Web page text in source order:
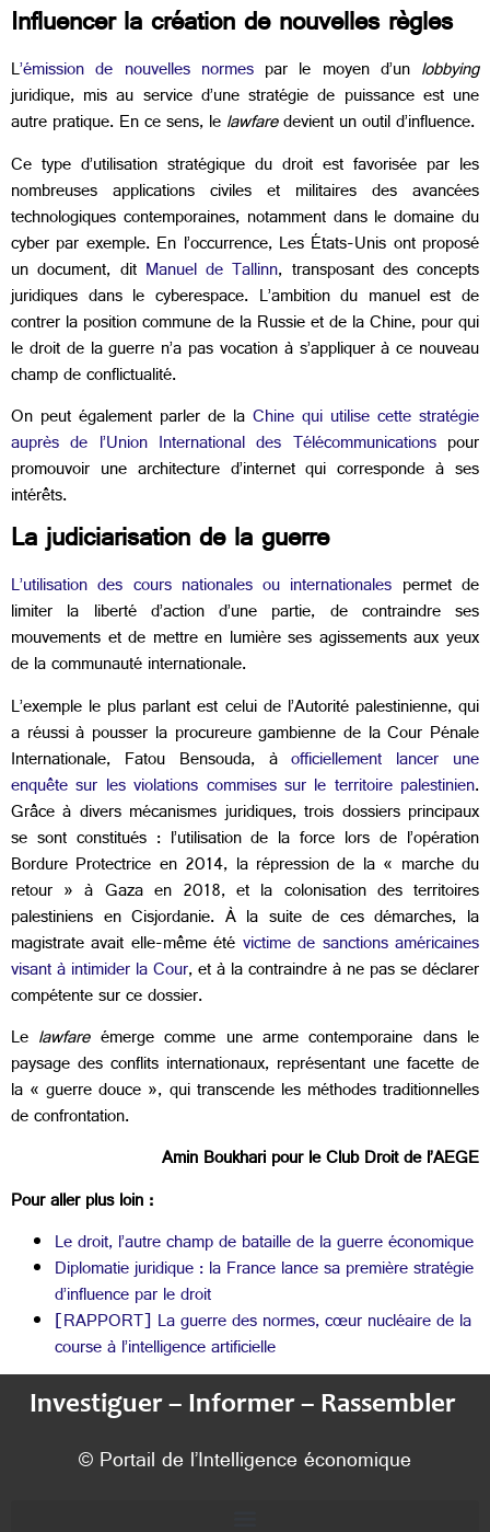
Influencer la création de nouvelles règles
L’émission de nouvelles normespar le moyen d’un lobbying
juridique, mis au service d’une stratégie de puissance est une
autre pratique. En ce sens, lelawfaredevient un outil d’influence.
Ce type d’utilisation stratégique du droit est favorisée par les
nombreuses applications civiles et militaires des avancées
technologiques contemporaines, notamment dans le domaine du
cyber par exemple. En l’occurrence, Les États-Unis ont proposé
un document, dit Manuel de Tallinn, transposant des concepts
juridiques dans le cyberespace. L’ambition du manuel est de
contrer la position commune de la Russie et de la Chine, pour qui
le droit de la guerre n’a pas vocation à s’appliquer à ce nouveau
champ de conflictualité.
On peut également parler de la Chine qui utilise cette stratégie
auprès de l’Union International des Télécommunicationspour
promouvoir une architecture d’internet qui corresponde à ses
intérêts.
La judiciarisation de la guerre
L’utilisation des cours nationales ou internationales permet de
limiter la liberté d’action d’une partie, de contraindre ses
mouvements et de mettre en lumière ses agissements aux yeux
de la communauté internationale.
L’exemple le plus parlant est celui de l’Autorité palestinienne, qui
a réussi à pousser la procureure gambienne de la Cour Pénale
Internationale, Fatou Bensouda, àofficiellement lancer une
enquête sur les violations commises sur le territoire palestinien.
Grâce à divers mécanismes juridiques, trois dossiers principaux
se sont constitués : l’utilisation de la force lors de l’opération
Bordure Protectrice en 2014, la répression de la « marche du
retour » à Gaza en 2018, et la colonisation des territoires
palestiniens en Cisjordanie. À la suite de ces démarches, la
magistrate avait elle-même été victime de sanctions américaines
visant à intimider la Cour, et à la contraindre à ne pas se déclarer
compétente sur ce dossier.
Le lawfareémerge comme une arme contemporaine dans le
paysage des conflits internationaux, représentant une facette de
la « guerre douce », qui transcende les méthodes traditionnelles
de confrontation.
Amin Boukhari pour le Club Droit de l’AEGE
Pour aller plus loin :
Le droit, l’autre champ de bataille de la guerre économique
Diplomatie juridique : la France lance sa première stratégie
d’influence par le droit
[RAPPORT] La guerre des normes, cœur nucléaire de la
course à l’intelligence artificielle
Investiguer – Informer – Rassembler
© Portail de l’Intelligence économique